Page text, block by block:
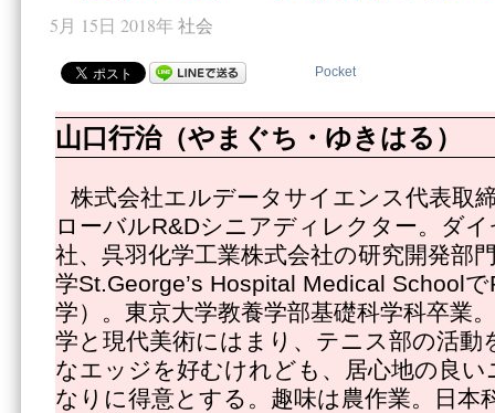
5月 15日 2018年 社会
Pocket
山口行治（やまぐち・ゆきはる）
株式会社エルデータサイエンス代表取
ローバルR&Dシニアディレクター。ダ
社、呉羽化学工業株式会社の研究開発部
学St.George’s Hospital Medical School
学）。東京大学教養学部基礎科学科卒業
学と現代美術にはまり、テニス部の活動
なエッジを好むけれども、居心地の良
なりに得意とする。趣味は農作業。日本